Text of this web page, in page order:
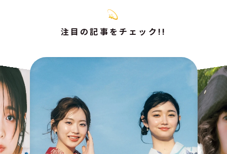
注目の記事をチェック!!